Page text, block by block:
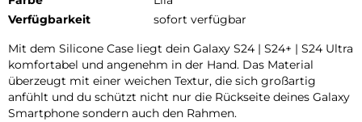
Verfügbarkeit
sofort verfügbar
Mit dem Silicone Case liegt dein Galaxy S24 | S24+ | S24 Ultra
komfortabel und angenehm in der Hand. Das Material
überzeugt mit einer weichen Textur, die sich großartig
anfühlt und du schützt nicht nur die Rückseite deines Galaxy
Smartphone sondern auch den Rahmen.